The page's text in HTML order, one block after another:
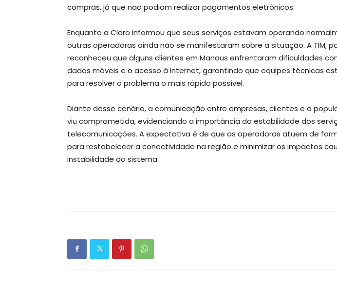
compras, já que não podiam realizar pagamentos eletrônicos.
Enquanto a Claro informou que seus serviços estavam operando
outras operadoras ainda não se manifestaram sobre a situação. A TIM,
reconheceu que alguns clientes em Manaus enfrentaram dificuldades
dados móveis e o acesso à internet, garantindo que equipes técnicas
para resolver o problema o mais rápido possível.
Diante desse cenário, a comunicação entre empresas, clientes e a
viu comprometida, evidenciando a importância da estabilidade dos
telecomunicações. A expectativa é de que as operadoras atuem de
para restabelecer a conectividade na região e minimizar os impactos
instabilidade do sistema.